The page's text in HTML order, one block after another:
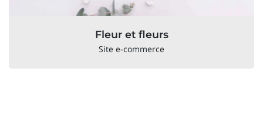
Fleur et fleurs
Site e-commerce